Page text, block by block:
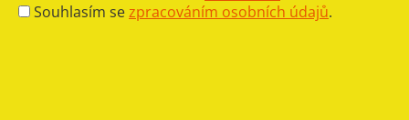
Souhlasím sezpracováním osobních údajů.